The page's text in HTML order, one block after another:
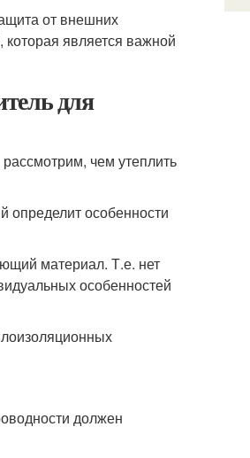
от внешних
которая является важной
для
чем утеплить
особенности
материал. Т.е. нет
особенностей
должен